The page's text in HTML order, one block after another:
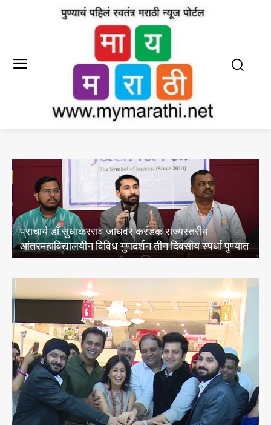
प्राचार्य डॉ.सुधाकरराव जाधवर करंडक राज्यस्तरीय
आंतरमहाविद्यालयीन विविध गुणदर्शन तीन दिवसीय स्पर्धा पुण्यात